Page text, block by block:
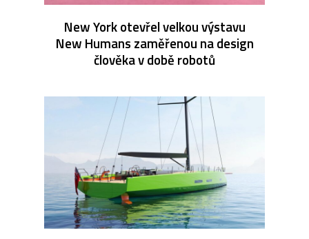
New York otevřel velkou výstavu
New Humans zaměřenou na design
člověka v době robotů